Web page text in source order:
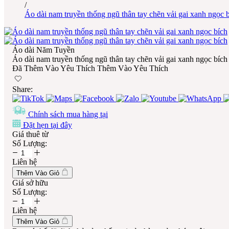
/
Áo dài nam truyền thống ngũ thân tay chẽn vải gai xanh ngọc
Áo dài Năm Tuyền
Áo dài nam truyền thống ngũ thân tay chẽn vải gai xanh ngọc bích
Đã Thêm Vào Yêu Thích Thêm Vào Yêu Thích
Share:
Chính sách mua hàng tại
Đặt hẹn tại đây
Giá thuê từ
Số Lượng:
Liên hệ
Thêm Vào Giỏ
Giá sở hữu
Số Lượng:
Liên hệ
Thêm Vào Giỏ